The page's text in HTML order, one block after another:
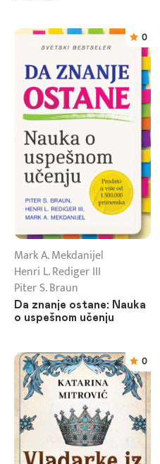
0
Mark A. Mekdanijel
Henri L. Rediger III
Piter S. Braun
Da znanje ostane: Nauka
o uspešnom učenju
0